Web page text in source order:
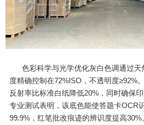
色彩科学与光学优化灰白色调通过天
度精确控制在72%ISO，不透明度≥92%
反射率比标准白纸降低20%，同时确保印
专业测试表明，该底色能使答题卡OCR
99.9%，红笔批改痕迹的辨识度提高30%